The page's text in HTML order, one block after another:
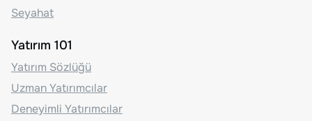
Seyahat
Yatırım 101
Yatırım Sözlüğü
Uzman Yatırımcılar
Deneyimli Yatırımcılar